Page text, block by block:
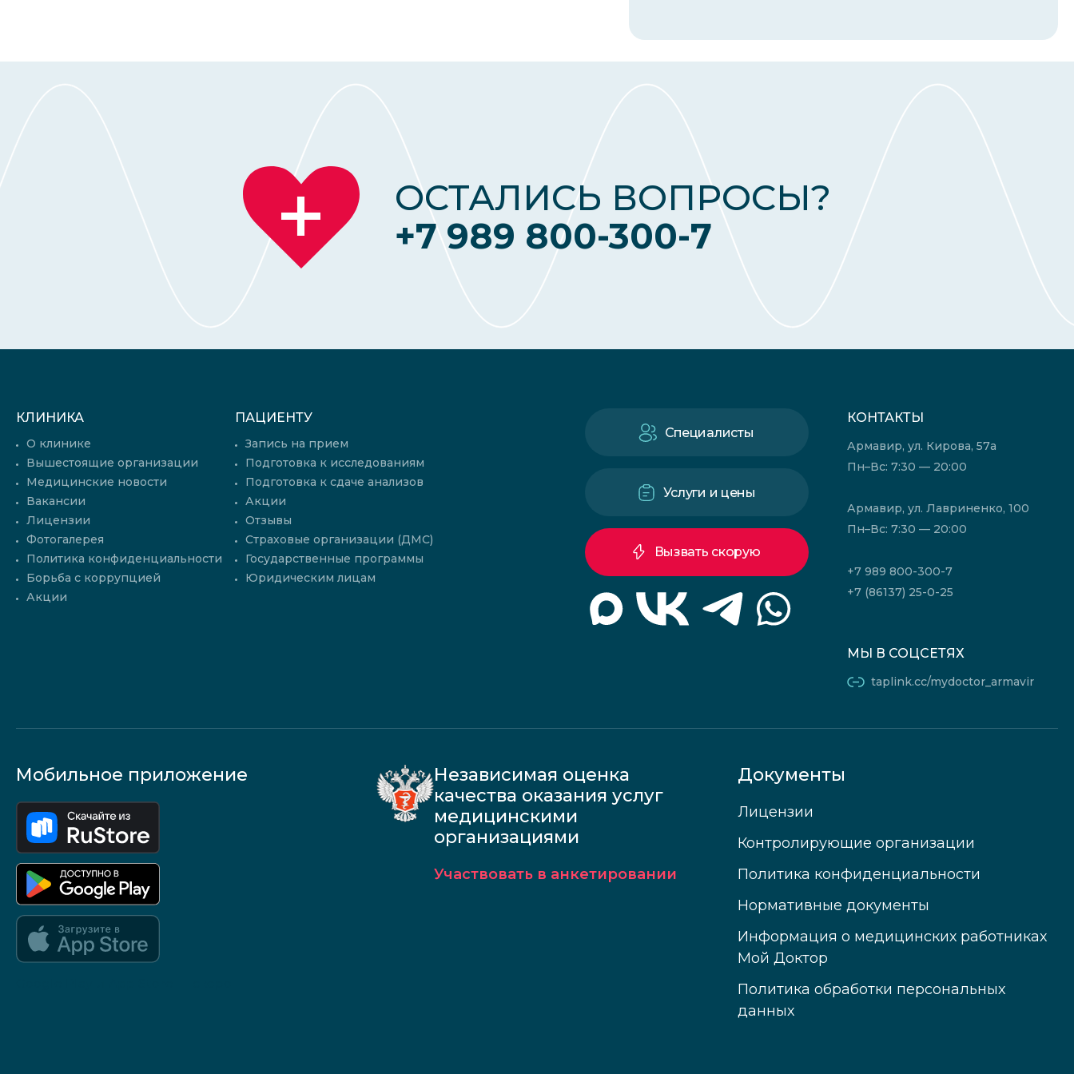
ОСТАЛИСЬ ВОПРОСЫ?
+7 989 800-300-7
КЛИНИКА
О клинике
Вышестоящие организации
Медицинские новости
Вакансии
Лицензии
Фотогалерея
Политика конфиденциальности
Борьба с коррупцией
Акции
ПАЦИЕНТУ
Запись на прием
Подготовка к исследованиям
Подготовка к сдаче анализов
Акции
Отзывы
Страховые организации (ДМС)
Государственные программы
Юридическим лицам
Специалисты
Услуги и цены
Вызвать скорую
КОНТАКТЫ
Армавир, ул. Кирова, 57а
Пн–Вс: 7:30 — 20:00
Армавир, ул. Лавриненко, 100
Пн–Вс: 7:30 — 20:00
+7 989 800-300-7
+7 (86137) 25-0-25
МЫ В СОЦСЕТЯХ
taplink.cc/mydoctor_armavir
Мобильное приложение
Независимая оценка
качества оказания услуг
медицинскими
организациями
Участвовать в анкетировании
Документы
Лицензии
Контролирующие организации
Политика конфиденциальности
Нормативные документы
Информация о медицинских работниках
Мой Доктор
Политика обработки персональных
данных